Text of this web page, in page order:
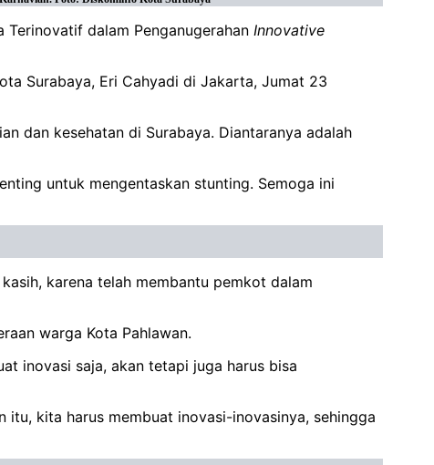
dalam Penganugerahan Innovative
Surabaya, Eri Cahyadi di Jakarta, Jumat 23
dan kesehatan di Surabaya. Diantaranya adalah
untuk mengentaskan stunting. Semoga ini
karena telah membantu pemkot dalam
warga Kota Pahlawan.
inovasi saja, akan tetapi juga harus bisa
itu, kita harus membuat inovasi-inovasinya, sehingga